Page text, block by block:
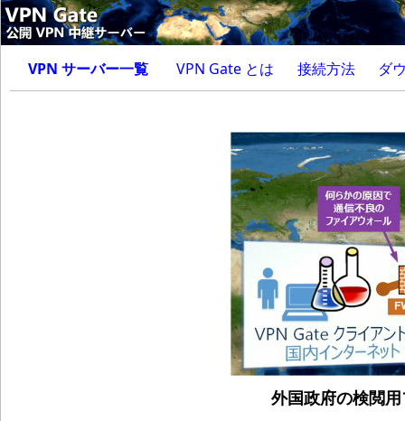
VPN サーバー一覧 VPN Gate とは 接続方法 ダ
外国政府の検閲